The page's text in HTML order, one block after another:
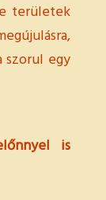
területek
szorul egy
is